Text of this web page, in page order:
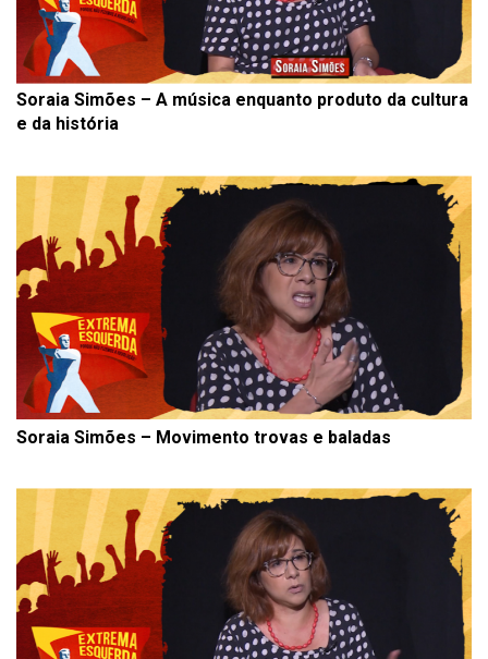
Soraia Simões – A música enquanto produto da cultura
e da história
Soraia Simões – Movimento trovas e baladas